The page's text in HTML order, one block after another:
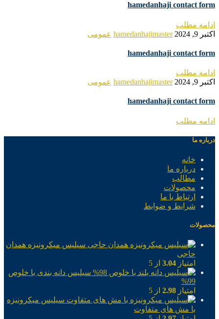
hamedanhaji contact form
ادامه مطلب
اکتبر 9, 2024
hamedanhajimaster عمومی
hamedanhaji contact form
ادامه مطلب
اکتبر 9, 2024
hamedanhajimaster عمومی
hamedanhaji contact form
ادامه مطلب
درباره ما
خانه
درباره ما
مطالب
محصولات
ارتباط با ما
شرایط و ضوابط
محصولات
سیلیس میکرونیزه همدان
حاجی
امتیاز 3.04 از 5
سیلیس دانه بندی با خلوص
99%
امتیاز 2.98 از 5
سیلیس میکرونیزه
با مش های متفاوت